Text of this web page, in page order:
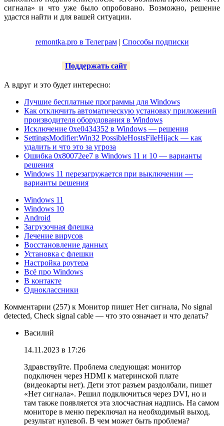
сигнала» и что уже было опробовано. Возможно, решение
удастся найти и для вашей ситуации.
remontka.pro в Телеграм| Способы подписки
Поддержать сайт
А вдруг и это будет интересно:
Лучшие бесплатные программы для Windows
Как отключить автоматическую установку приложений
производителя оборудования в Windows
Исключение 0xe0434352 в Windows — решения
SettingsModifier:Win32 PossibleHostsFileHijack — как
удалить и что это за угроза
Ошибка 0x80072ee7 в Windows 11 и 10 — варианты
решения
Windows 11 перезагружается при выключении —
варианты решения
Windows 11
Windows 10
Android
Загрузочная флешка
Лечение вирусов
Восстановление данных
Установка с флешки
Настройка роутера
Всё про Windows
В контакте
Одноклассники
Комментарии (257) к Монитор пишет Нет сигнала, No signal
detected, Check signal cable — что это означает и что делать?
Василий
14.11.2023 в 17:26
Здравствуйте. Проблема следующая: монитор
подключен через HDMI к материнской плате
(видеокарты нет). Дети этот разъем раздолбали, пишет
«Нет сигнала». Решил подключиться через DVI, но и
там также появляется эта злосчастная надпись. На самом
мониторе в меню переключал на необходимый выход,
результат нулевой. В чем может быть проблема?